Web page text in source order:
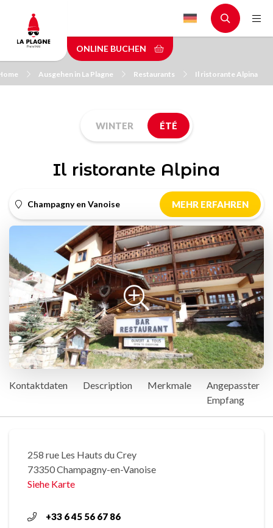
main
content
ONLINE BUCHEN
Ausgehen in La Plagne Restaurants Il ristorante Alpina
WINTER ÉTÉ
Il ristorante Alpina
Champagny en Vanoise MEHR ERFAHREN
Kontaktdaten Description Merkmale
Angepasster
Empfang
258 rue Les Hauts du Crey
73350 Champagny-en-Vanoise
Siehe Karte
+33 6 45 56 67 86